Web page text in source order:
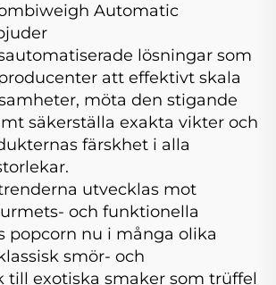
Automatic
lösningar som
att effektivt skala
möta den stigande
säkerställa exakta vikter och
färskhet i alla
utvecklas mot
och funktionella
popcorn nu i många olika
smör- och
till exotiska smaker som trüffel